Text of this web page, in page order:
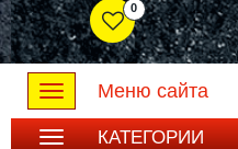
0
Toggle
navigation
Меню сайта
КАТЕГОРИИ